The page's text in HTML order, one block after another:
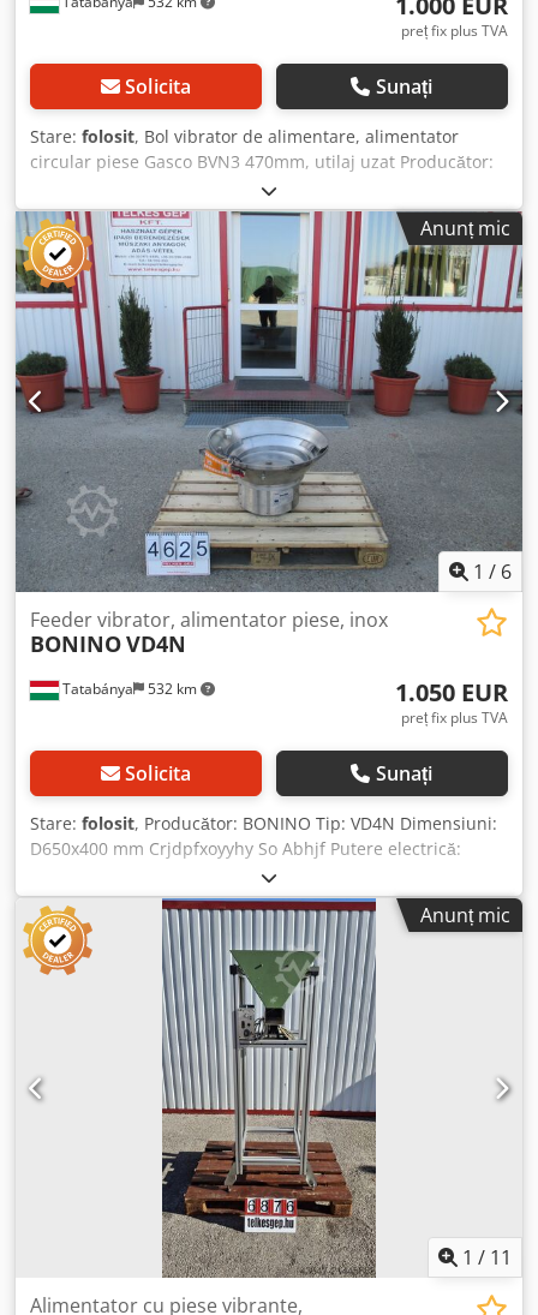
preț fix plus TVA
Solicita Sunați
Stare: folosit, Bol vibrator de alimentare, alimentator
circular piese Gasco BVN3 470mm, utilaj uzat Producător:
Gasco Tip: BVN3 Dimensiuni totale: 555 x 535 x 400 mm
Dimensiuni bol/recipient: 470 x 250 mm Date electrice: 230
V, 1,6A Crjdpfx Absy R S I Ijhsf
Anunț mic
1 / 6
Tatabánya 532 km
Feeder vibrator, alimentator piese, inox
BONINOVD4N
1.050 EUR
preț fix plus TVA
Solicita Sunați
Stare: folosit, Producător: BONINO Tip: VD4N Dimensiuni:
D650x400 mm Crjdpfxoyyhy So Abhjf Putere electrică:
220V; 2,0 A Putere: 0,5 kW; 3000 cicluri/min
Anunț mic
1 / 11
Alimentator cu piese vibrante,